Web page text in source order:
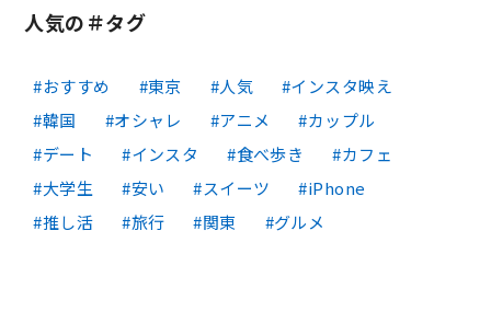
人気の＃タグ
おすすめ 東京 人気
インスタ映え
韓国
オシャレ アニメ
カップル
デート
インスタ 食べ歩き
カフェ
大学生
安い スイーツ
iPhone
推し活
旅行 関東 グルメ